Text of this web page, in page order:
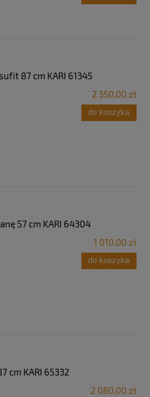
87 cm KARI 61345
2 350,00 zł
do koszyka
57 cm KARI 64304
1 010,00 zł
do koszyka
cm KARI 65332
2 080,00 zł